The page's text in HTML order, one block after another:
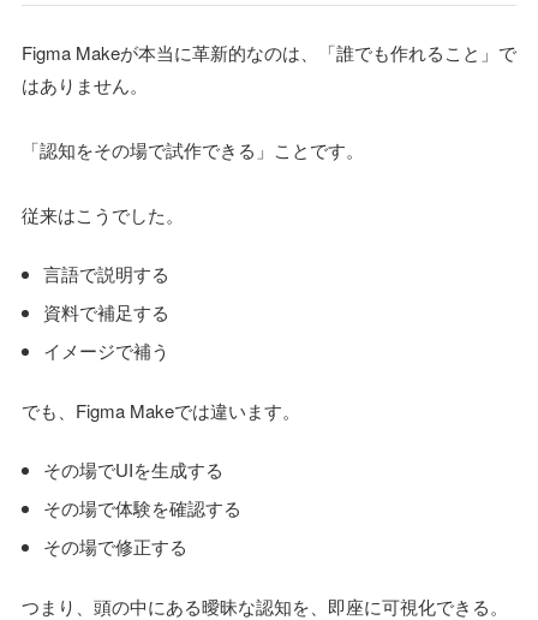
Figma Makeが本当に革新的なのは、「誰でも作れること」で
はありません。
「認知をその場で試作できる」ことです。
従来はこうでした。
言語で説明する
資料で補足する
イメージで補う
でも、Figma Makeでは違います。
その場でUIを生成する
その場で体験を確認する
その場で修正する
つまり、頭の中にある曖昧な認知を、即座に可視化できる。